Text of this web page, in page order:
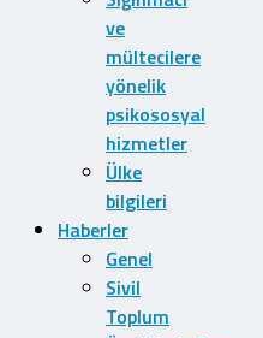
ve
mültecilere
yönelik
psikososyal
hizmetler
Ülke
bilgileri
Haberler
Genel
Sivil
Toplum